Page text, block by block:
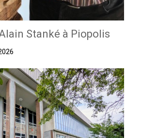
Stanké à Piopolis